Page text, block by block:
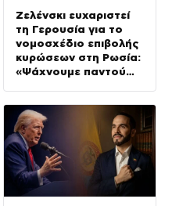
Ζελένσκι ευχαριστεί
τη Γερουσία για το
νομοσχέδιο επιβολής
κυρώσεων στη Ρωσία:
«Ψάχνουμε παντού